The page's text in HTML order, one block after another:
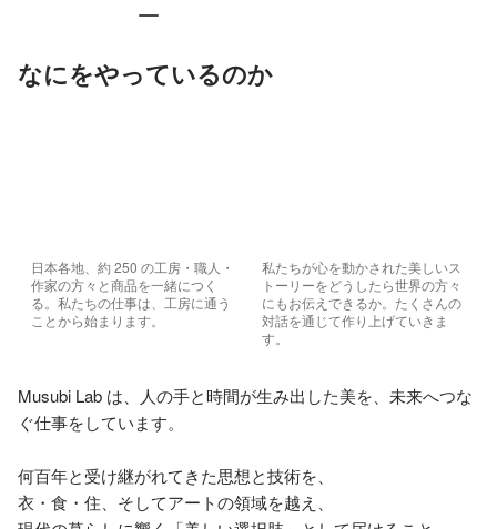
なにをやっているのか
日本各地、約 250 の工房・職人・
作家の方々と商品を一緒につく
る。私たちの仕事は、工房に通う
ことから始まります。
私たちが心を動かされた美しいス
トーリーをどうしたら世界の方々
にもお伝えできるか。たくさんの
対話を通じて作り上げていきま
す。
Musubi Lab は、人の手と時間が生み出した美を、未来へつな
ぐ仕事をしています。
何百年と受け継がれてきた思想と技術を、
衣・食・住、そしてアートの領域を越え、